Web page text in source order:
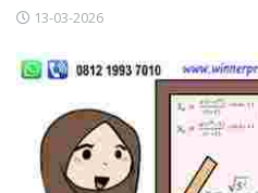
13-03-2026